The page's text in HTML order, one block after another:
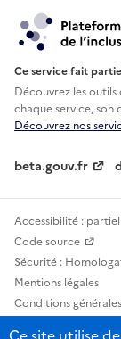
Ce service fait
Découvrez les
chaque service, son
Découvrez nos
beta.gouv.fr
Accessibilité :
Code source
Sécurité :
Mentions légales
Conditions générales